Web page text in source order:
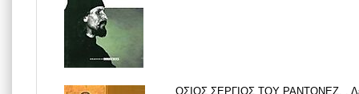
ΟΣΙΟΣ ΣΕΡΓΙΟΣ ΤΟΥ ΡΑΝΤΟΝΕΖ, ,